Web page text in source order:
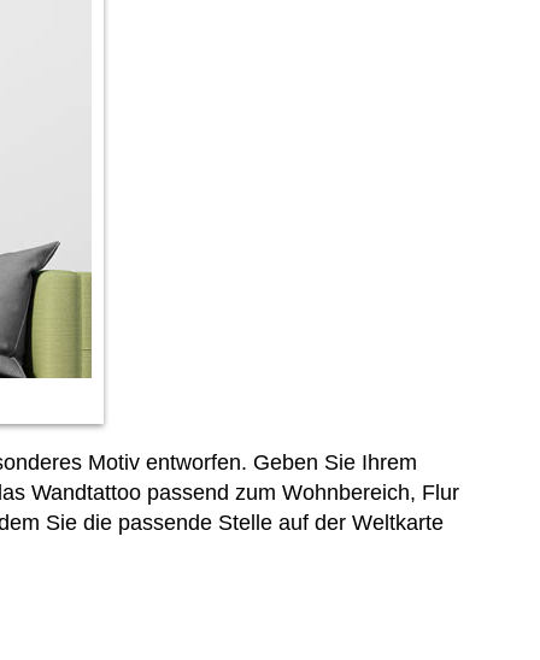
Motiv entworfen. Geben Sie Ihrem
Wandtattoo passend zum Wohnbereich, Flur
Sie die passende Stelle auf der Weltkarte